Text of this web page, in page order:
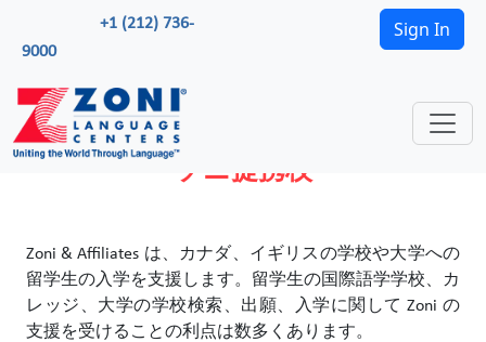
+1 (212) 736-
9000
Sign In
ゾニ提携校
Zoni & Affiliates は、カナダ、イギリスの学校や大学への
留学生の入学を支援します。留学生の国際語学学校、カ
レッジ、大学の学校検索、出願、入学に関して Zoni の
支援を受けることの利点は数多くあります。